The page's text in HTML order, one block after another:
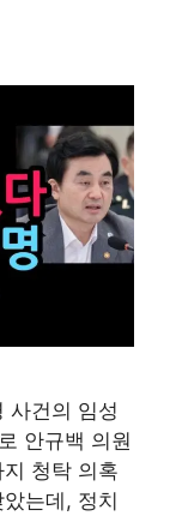
사건의 임성
안규백 의원
청탁 의혹
는데, 정치